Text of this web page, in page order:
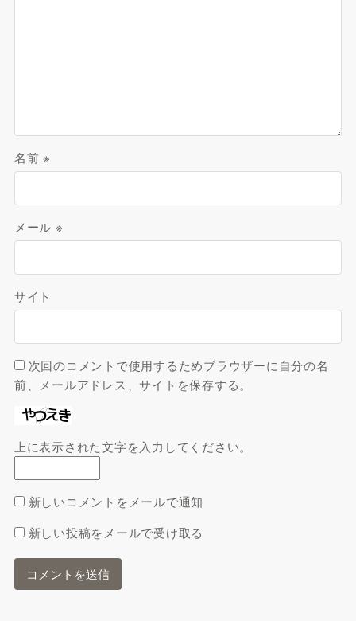
名前※
メール ※
サイト
次回のコメントで使用するためブラウザーに自分の名
前、メールアドレス、サイトを保存する。
上に表示された文字を入力してください。
新しいコメントをメールで通知
新しい投稿をメールで受け取る